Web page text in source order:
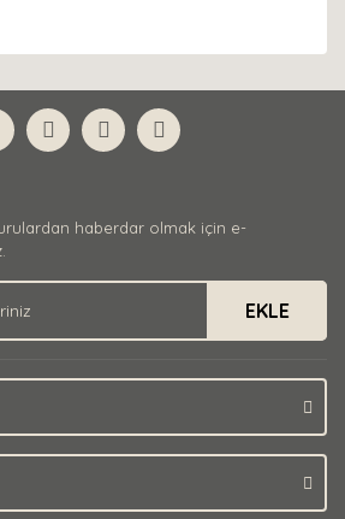
haberdar olmak için e-
EKLE